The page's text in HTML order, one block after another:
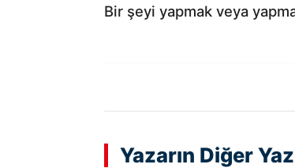
Bir şeyi yapmak veya
Yazarın Diğer